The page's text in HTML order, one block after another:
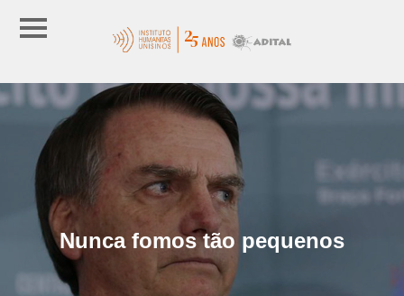
Nunca fomos tão pequenos